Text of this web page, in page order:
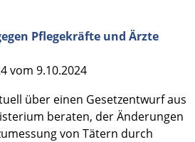
Pflegekräfte und Ärzte
vom 9.10.2024
über einen Gesetzentwurf aus
beraten, der Änderungen
von Tätern durch